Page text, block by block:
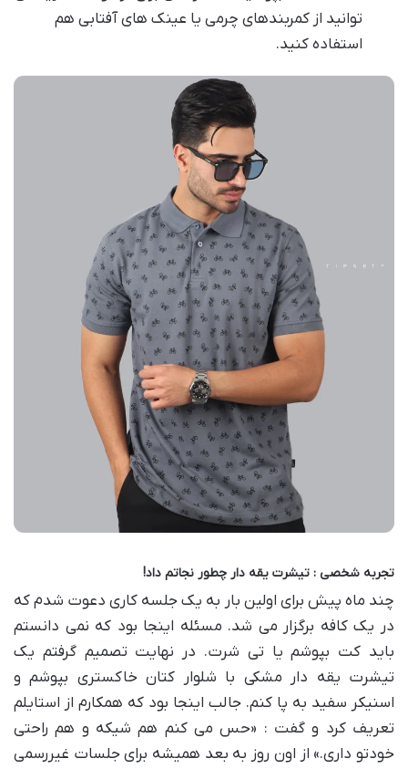
توانید از کمربندهای چرمی یا عینک های آفتابی هم
استفاده کنید.
تجربه شخصی : تیشرت یقه دار چطور نجاتم داد!
چند ماه پیش برای اولین بار به یک جلسه کاری دعوت شدم که
در یک کافه برگزار می شد. مسئله اینجا بود که نمی دانستم
باید کت بپوشم یا تی شرت. در نهایت تصمیم گرفتم یک
تیشرت یقه دار مشکی با شلوار کتان خاکستری بپوشم و
اسنیکر سفید به پا کنم. جالب اینجا بود که همکارم از استایلم
تعریف کرد و گفت : «حس می کنم هم شیکه و هم راحتی
خودتو داری.» از اون روز به بعد همیشه برای جلسات غیررسمی